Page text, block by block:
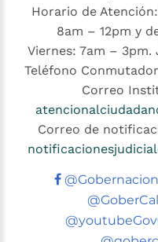
Horario de
8am – 12pm y
Viernes: 7am –
Teléfono
Correo
Correo de